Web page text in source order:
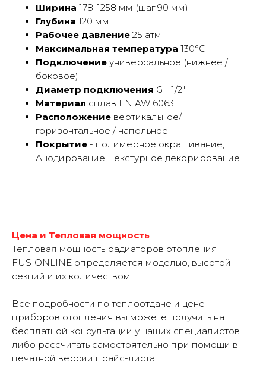
Ширина 178-1258 мм (шаг 90 мм)
Глубина 120 мм
Рабочее давление 25 атм
Максимальная температура 130°С
Подключение универсальное (нижнеe /
бoкoвoе)
Диаметр подключения G - 1/2"
Материал сплав EN AW 6063
Расположение вертикальное/
горизонтальное / напольное
Покрытие - полимерное окрашивание,
Анодирование, Текстурное декорирование
Цена и Тепловая мощность
Тепловая мощность радиаторов отопления
FUSIONLINE определяется моделью, высотой
секций и их количеством.
Все подробности по теплоотдаче и цене
приборов отопления вы можете получить на
бесплатной консультации у наших специалистов
либо рассчитать самостоятельно при помощи в
печатной версии прайс-листа